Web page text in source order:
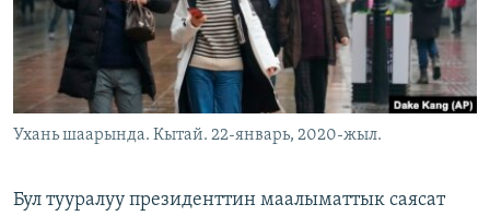
ЭЕ/АРнун бардык сайттары
Ухань шаарында. Кытай. 22-январь, 2020-жыл.
Бул тууралуу президенттин маалыматтык саясат